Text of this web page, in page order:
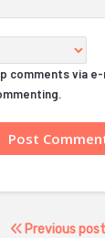
comments via e-
Previous post